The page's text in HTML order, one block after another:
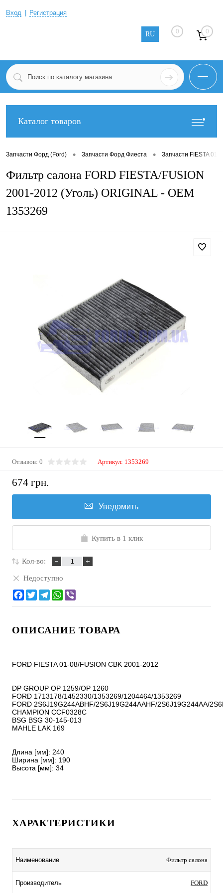
Вход Регистрация
RU 0 0
Каталог товаров
Запчасти Форд (Ford) • Запчасти Форд Фиеста • Запчасти FIESTA
Фильтр салона FORD FIESTA/FUSION
2001-2012 (Уголь) ORIGINAL - OEM
1353269
Отзывов: 0 Артикул: 1353269
674 грн.
Уведомить
Купить в 1 клик
Кол-во:
Недоступно
ОПИСАНИЕ ТОВАРА
FORD FIESTA 01-08/FUSION CBK 2001-2012
DP GROUP OP 1259/OP 1260
FORD 1713178/1452330/1353269/1204464/1353269
FORD 2S6J19G244ABHF/2S6J19G244AAHF/2S6J19G244AA/
CHAMPION CCF0328C
BSG BSG 30-145-013
MAHLE LAK 169
Длина [мм]: 240
Ширина [мм]: 190
Высота [мм]: 34
ХАРАКТЕРИСТИКИ
Наименование Фильтр салона
Производитель FORD